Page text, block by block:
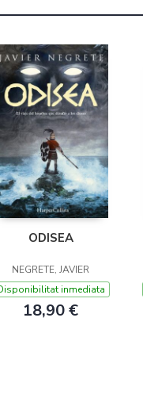
ODISEA
NEGRETE, JAVIER
inmediata
18,90 €